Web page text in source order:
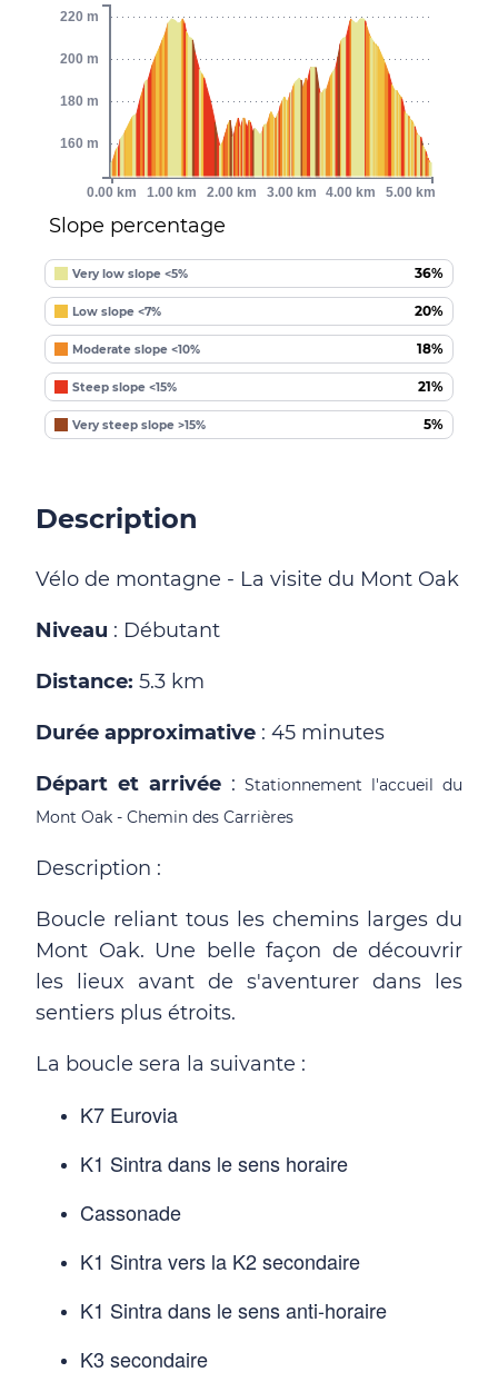
Slope percentage
Very low slope <5% 36%
Low slope <7% 20%
Moderate slope <10% 18%
Steep slope <15% 21%
Very steep slope >15% 5%
0.00 km 1.00 km 2.00 km 3.00 km 4.00 km 5.00 km
160 m
180 m
200 m
220 m
Description
Vélo de montagne - La visite du Mont Oak
Niveau : Débutant
Distance: 5.3 km
Durée approximative : 45 minutes
Départ et arrivée :Stationnement l'accueil du
Mont Oak - Chemin des Carrières
Description :
Boucle reliant tous les chemins larges du
Mont Oak. Une belle façon de découvrir
les lieux avant de s'aventurer dans les
sentiers plus étroits.
La boucle sera la suivante :
K7 Eurovia
K1 Sintra dans le sens horaire
Cassonade
K1 Sintra vers la K2 secondaire
K1 Sintra dans le sens anti-horaire
K3 secondaire